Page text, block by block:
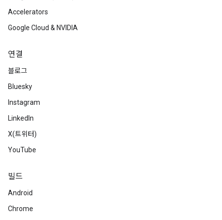
Accelerators
Google Cloud & NVIDIA
연결
블로그
Bluesky
Instagram
LinkedIn
X(트위터)
YouTube
빌드
Android
Chrome